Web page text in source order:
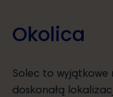
Okolica
Solec to
doskonałą